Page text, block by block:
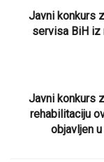
Javni konkurs
servisa BiH iz
Javni konkurs
rehabilitaciju
objavljen